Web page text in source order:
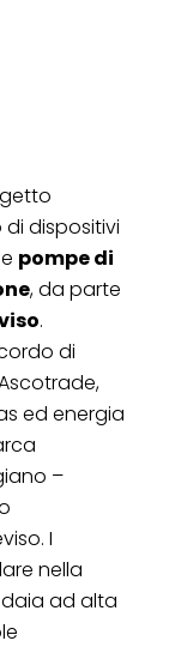
dispositivi
pompe di
, da parte
.
di
ed energia
–
I
nella
ad alta